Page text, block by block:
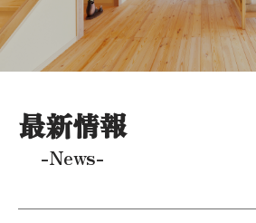
最新情報
-News-